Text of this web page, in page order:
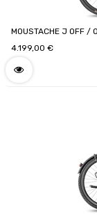
MOUSTACHE J OFF
4.199,00 €